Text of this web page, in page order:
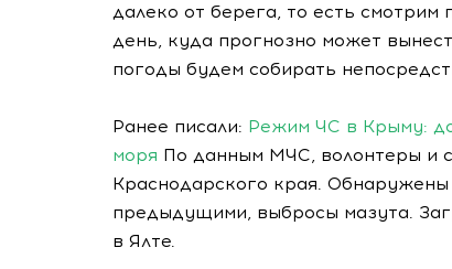
далеко от берега, то есть
день, куда прогнозно может
погоды будем собирать
Ранее писали: Режим ЧС в Крыму:
моря По данным МЧС, волонтеры и
Краснодарского края.
предыдущими, выбросы мазута.
в Ялте.